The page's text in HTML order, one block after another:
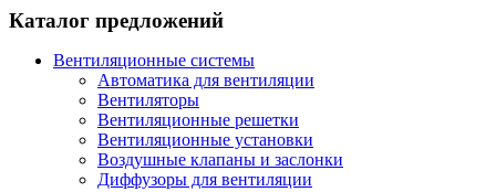
Каталог предложений
Вентиляционные системы
Автоматика для вентиляции
Вентиляторы
Вентиляционные решетки
Вентиляционные установки
Воздушные клапаны и заслонки
Диффузоры для вентиляции